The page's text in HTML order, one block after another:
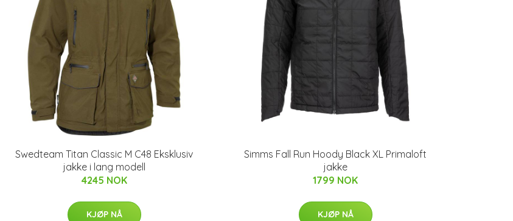
Swedteam Titan Classic M C48 Eksklusiv
jakke i lang modell
4245 NOK
KJØP NÅ
Simms Fall Run Hoody Black XL Primaloft
jakke
1799 NOK
KJØP NÅ